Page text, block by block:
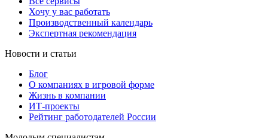
Хочу у вас работать
Производственный календарь
Экспертная рекомендация
Новости и статьи
Блог
О компаниях в игровой форме
Жизнь в компании
ИТ-проекты
Рейтинг работодателей России